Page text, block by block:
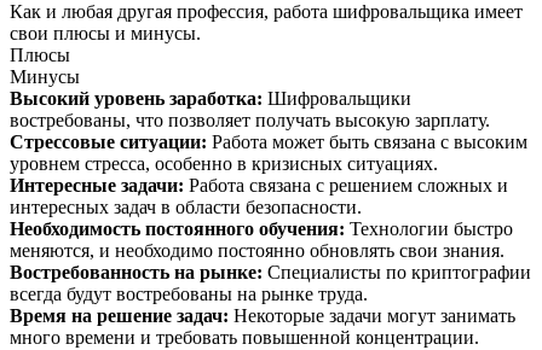
Как и любая другая профессия, работа шифровальщика имеет
свои плюсы и минусы.
Плюсы
Минусы
Высокий уровень заработка: Шифровальщики
востребованы, что позволяет получать высокую зарплату.
Стрессовые ситуации: Работа может быть связана с высоким
уровнем стресса, особенно в кризисных ситуациях.
Интересные задачи: Работа связана с решением сложных и
интересных задач в области безопасности.
Необходимость постоянного обучения: Технологии быстро
меняются, и необходимо постоянно обновлять свои знания.
Востребованность на рынке: Специалисты по криптографии
всегда будут востребованы на рынке труда.
Время на решение задач: Некоторые задачи могут занимать
много времени и требовать повышенной концентрации.